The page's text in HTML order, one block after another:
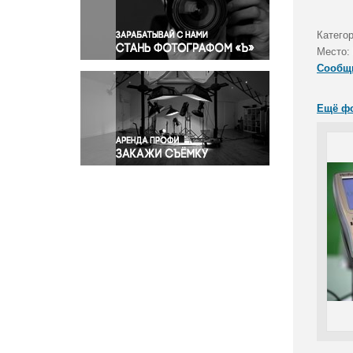
Правосудие
Происшествия и конфликты
Религия
Светская жизнь
Спорт
Экология
Экономика и бизнес
Место:
Ещё